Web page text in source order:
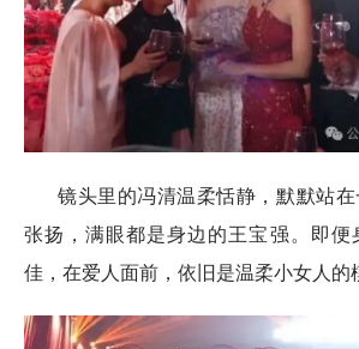
镜头里的冯清温柔恬静，默默站
张扬，满眼都是身边的王宝强。即便
佳，在爱人面前，依旧是温柔小女人的